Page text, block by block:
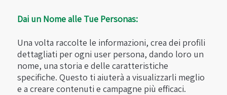
Dai un Nome alle Tue Personas:
Una volta raccolte le informazioni, crea dei profili
dettagliati per ogni user persona, dando loro un
nome, una storia e delle caratteristiche
specifiche. Questo ti aiuterà a visualizzarli meglio
e a creare contenuti e campagne più efficaci.